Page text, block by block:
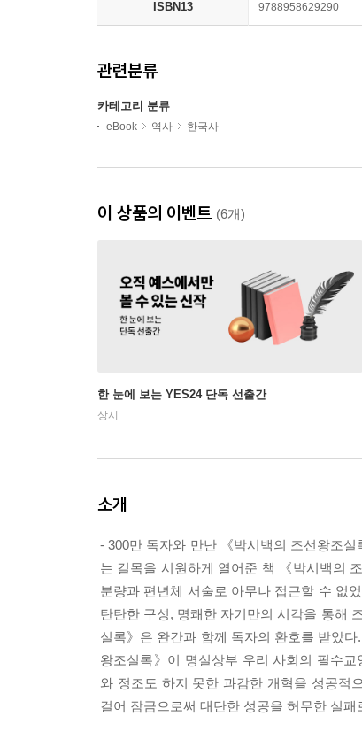
ISBN13 9788958629290
관련분류
카테고리 분류
eBook 역사 한국사
이 상품의 이벤트 (6개)
한 눈에 보는 YES24 단독 선출간
상시
소개
- 300만 독자와 만난 《박시백의 조선왕조
는 길목을 시원하게 열어준 책 《박시백의
분량과 편년체 서술로 아무나 접근할 수 없
탄탄한 구성, 명쾌한 자기만의 시각을 통해
실록》은 완간과 함께 독자의 환호를 받았
왕조실록》이 명실상부 우리 사회의 필수
와 정조도 하지 못한 과감한 개혁을 성공적
걸어 잠금으로써 대단한 성공을 허무한 실